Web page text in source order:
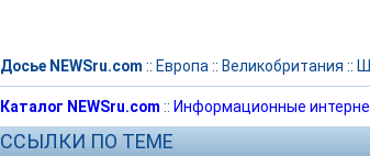
Досье NEWSru.com :: Европа :: Великобритания ::
Каталог NEWSru.com :: Информационные
ССЫЛКИ ПО ТЕМЕ